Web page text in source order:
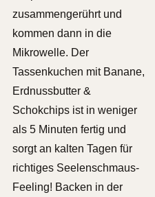
zusammengerührt und
kommen dann in die
Mikrowelle. Der
Tassenkuchen mit Banane,
Erdnussbutter &
Schokchips ist in weniger
als 5 Minuten fertig und
sorgt an kalten Tagen für
richtiges Seelenschmaus-
Feeling! Backen in der